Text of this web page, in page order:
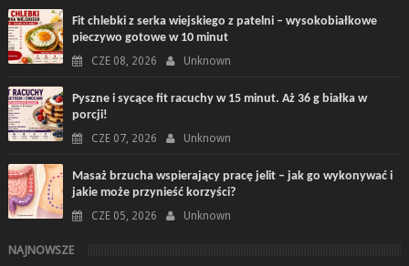
Fit chlebki z serka wiejskiego z patelni – wysokobiałkowe
pieczywo gotowe w 10 minut
CZE 08, 2026 Unknown
Pyszne i sycące fit racuchy w 15 minut. Aż 36 g białka w
porcji!
CZE 07, 2026 Unknown
Masaż brzucha wspierający pracę jelit – jak go wykonywać i
jakie może przynieść korzyści?
CZE 05, 2026 Unknown
NAJNOWSZE